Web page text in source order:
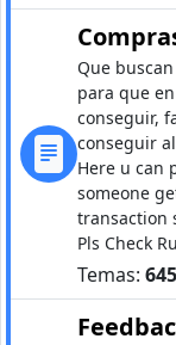
Que
para que
conseguir,
conseguir
Here u can
someone
transaction
Pls Check
Temas: 645